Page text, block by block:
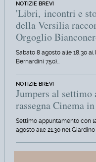
NOTIZIE BREVI
'Libri, incontri e
della Versilia
Orgoglio
Sabato 8 agosto alle 18,30
Bernardini 750)…
NOTIZIE BREVI
Jumpers al settimo
rassegna Cinema
Settimo appuntamento con
agosto alle 21.30 nel